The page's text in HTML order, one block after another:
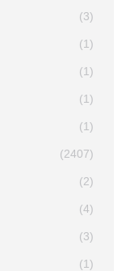
(3)
(1)
(1)
(1)
(1)
(2407)
(2)
(4)
(3)
(1)